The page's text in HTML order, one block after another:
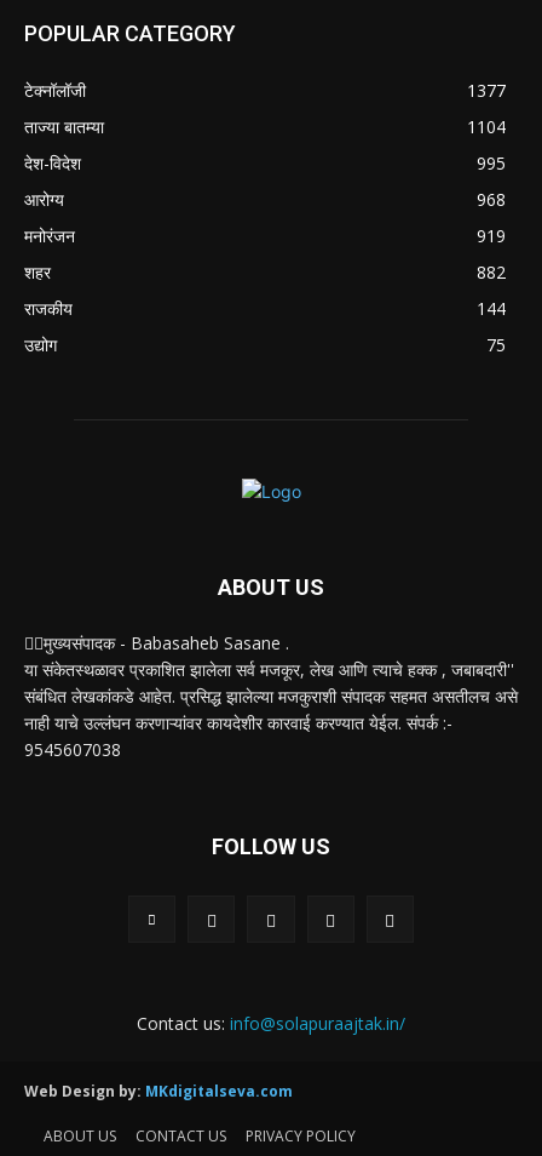
POPULAR CATEGORY
टेक्नॉलॉजी
1377
ताज्या बातम्या
1104
देश-विदेश
995
आरोग्य
968
मनोरंजन
919
शहर
882
राजकीय
144
उद्योग
75
ABOUT US
✍🏻मुख्यसंपादक - Babasaheb Sasane .
या संकेतस्थळावर प्रकाशित झालेला सर्व मजकूर, लेख आणि त्याचे हक्क , जबाबदारी''
संबंधित लेखकांकडे आहेत. प्रसिद्ध झालेल्या मजकुराशी संपादक सहमत असतीलच असे
नाही याचे उल्लंघन करणाऱ्यांवर कायदेशीर कारवाई करण्यात येईल. संपर्क :-
9545607038
FOLLOW US
Contact us: info@solapuraajtak.in/
Web Design by: MKdigitalseva.com
ABOUT US CONTACT US
PRIVACY POLICY